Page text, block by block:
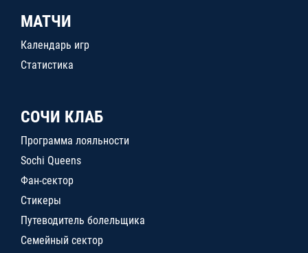
МАТЧИ
Календарь игр
Статистика
СОЧИ КЛАБ
Программа лояльности
Sochi Queens
Фан-сектор
Стикеры
Путеводитель болельщика
Семейный сектор